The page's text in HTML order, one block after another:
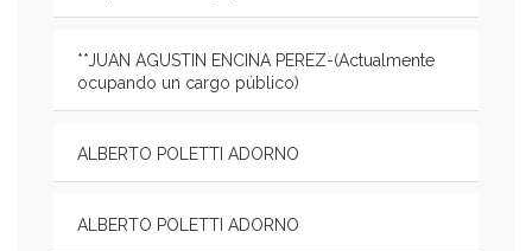
**JUAN AGUSTIN ENCINA PEREZ-(Actualmente
ocupando un cargo público)
ALBERTO POLETTI ADORNO
ALBERTO POLETTI ADORNO